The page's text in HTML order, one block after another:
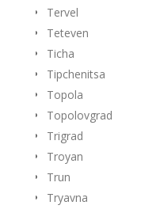
Tervel
Teteven
Ticha
Tipchenitsa
Topola
Topolovgrad
Trigrad
Troyan
Trun
Tryavna